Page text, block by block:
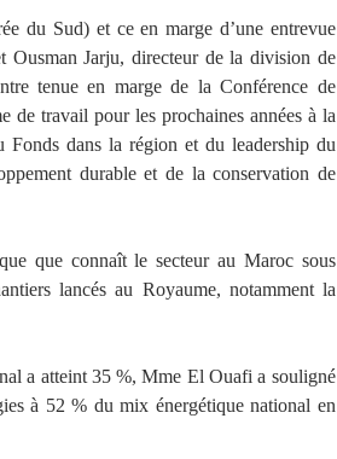
du Sud) et ce en marge d’une entrevue
Ousman Jarju, directeur de la division de
tenue en marge de la Conférence de
de travail pour les prochaines années à la
dans la région et du leadership du
durable et de la conservation de
que connaît le secteur au Maroc sous
lancés au Royaume, notamment la
a atteint 35 %, Mme El Ouafi a souligné
à 52 % du mix énergétique national en